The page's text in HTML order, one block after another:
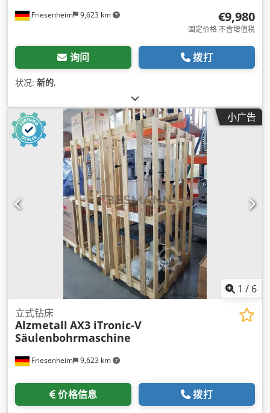
Friesenheim 9,623 km €9,980
固定价格 不含增值税
询问 拨打
状况: 新的,
小广告
1 / 6
Friesenheim 9,623 km
立式钻床
Alzmetall AX3 iTronic-V
Säulenbohrmaschine
价格信息 拨打